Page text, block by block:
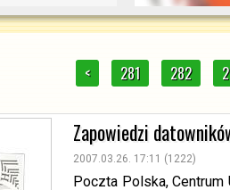
< 281 282
Zapowiedzi
2007.03.26. 17:11 (1222)
Poczta Polska, Centrum